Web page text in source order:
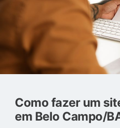
Como fazer um
em Belo Campo/